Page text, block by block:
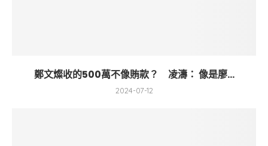
鄭文燦收的500萬不像賄款？ 凌濤： 像是廖...
2024-07-12